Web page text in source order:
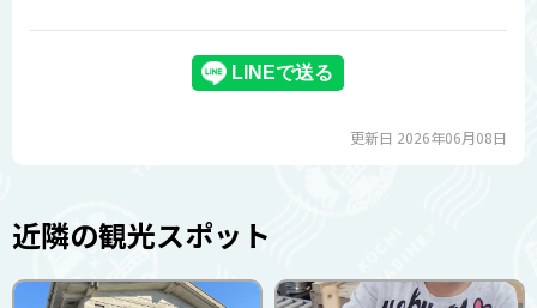
更新日 2026年06月08日
近隣の観光スポット